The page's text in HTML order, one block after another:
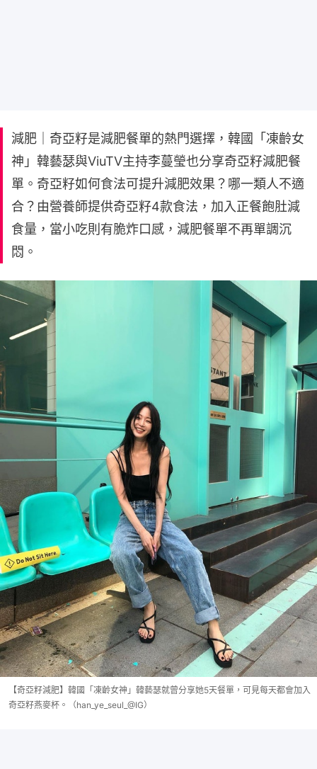
減肥｜奇亞籽是減肥餐單的熱門選擇，韓國「凍齡女
神」韓藝瑟與ViuTV主持李蔓瑩也分享奇亞籽減肥餐
單。奇亞籽如何食法可提升減肥效果？哪一類人不適
合？由營養師提供奇亞籽4款食法，加入正餐飽肚減
食量，當小吃則有脆炸口感，減肥餐單不再單調沉
悶。
【奇亞籽減肥】韓國「凍齡女神」韓藝瑟就曾分享她5天餐單，可見每天都會加入
奇亞籽燕麥杯。（han_ye_seul_@IG）